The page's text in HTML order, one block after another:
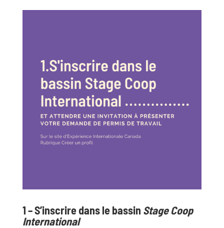
1 – S’inscrire dans le bassin Stage Coop
International